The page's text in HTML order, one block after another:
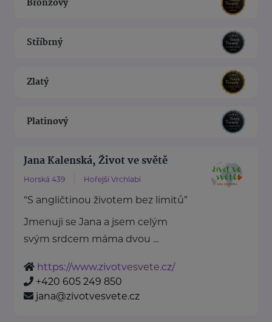
Stříbrný
Zlatý
Platinový
Jana Kalenská, Život ve světě
Horská 439 Hořejší Vrchlabí
“S angličtinou životem bez limitů”
Jmenuji se Jana a jsem celým
svým srdcem máma dvou ...
https://www.zivotvesvete.cz/
+420 605 249 850
jana@zivotvesvete.cz